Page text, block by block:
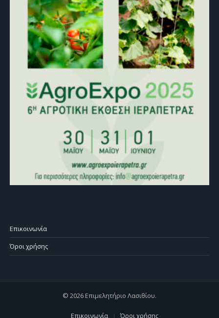
Επικοινωνία
Όροι χρήσης
© 2026 Επιμελητήριο Λασιθίου.
Επικοινωνία Όροι χρήσης